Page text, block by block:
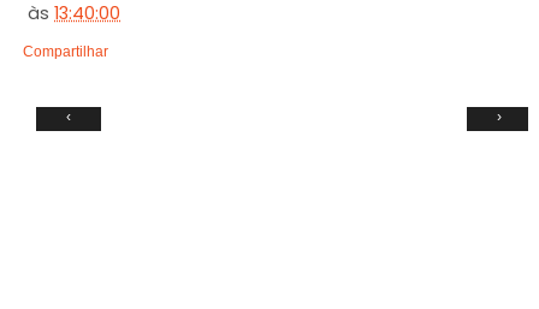
às13:40:00
Compartilhar
‹ ›